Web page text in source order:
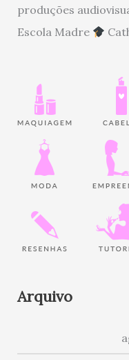
produções
Escola Madre
Arquivo